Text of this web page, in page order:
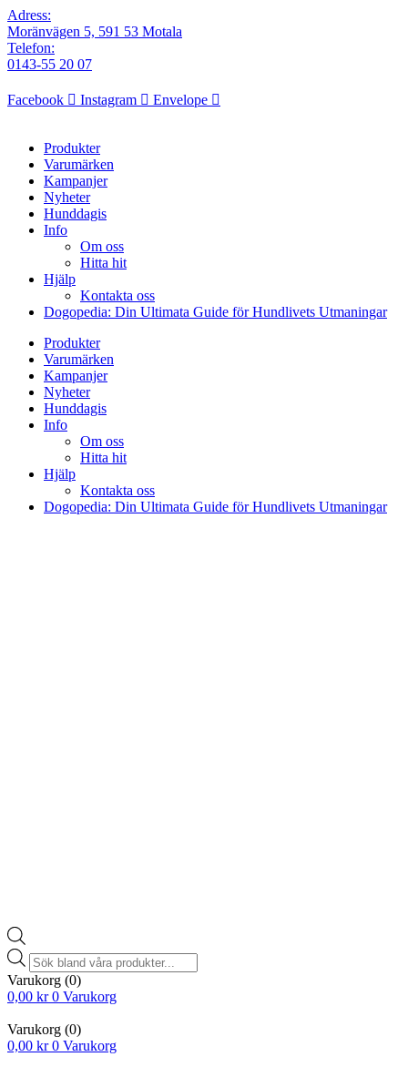
Adress:
Moränvägen 5, 591 53 Motala
Telefon:
0143-55 20 07
Facebook Instagram Envelope
Produkter
Varumärken
Kampanjer
Nyheter
Hunddagis
Info
Om oss
Hitta hit
Hjälp
Kontakta oss
Dogopedia: Din Ultimata Guide för Hundlivets Utmaningar
Produkter
Varumärken
Kampanjer
Nyheter
Hunddagis
Info
Om oss
Hitta hit
Hjälp
Kontakta oss
Dogopedia: Din Ultimata Guide för Hundlivets Utmaningar
Products
search
Varukorg (0)
0,00 kr 0 Varukorg
Varukorg (0)
0,00 kr 0 Varukorg